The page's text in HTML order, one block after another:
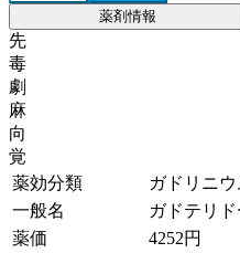
薬剤情報
先
毒
劇
麻
向
覚
薬効分類
ガドリニ
一般名
ガドテリ
薬価
4252円